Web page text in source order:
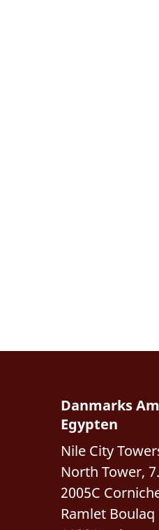
Danmarks
Egypten
Nile City
North Tower,
2005C
Ramlet Boulaq